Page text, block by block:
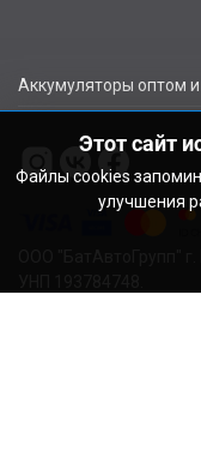
Аккумуляторы оптом
ООО "БатАвтоГрупп"
Этот сайт
Файлы cookies
улучшения